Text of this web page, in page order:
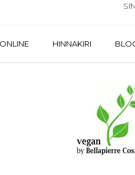
HINNAKIRI